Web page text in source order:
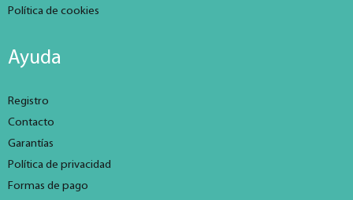
Política de cookies
Ayuda
Registro
Contacto
Garantías
Política de privacidad
Formas de pago